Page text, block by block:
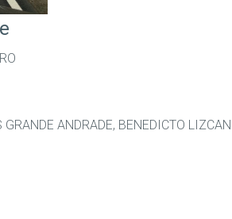
ANDRADE, BENEDICTO